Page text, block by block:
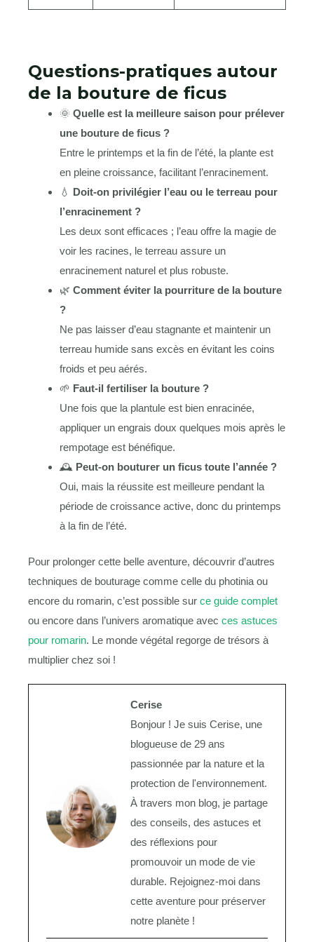
Questions-pratiques autour
de la bouture de ficus
🌞 Quelle est la meilleure saison pour prélever
une bouture de ficus ?
Entre le printemps et la fin de l’été, la plante est
en pleine croissance, facilitant l’enracinement.
💧 Doit-on privilégier l’eau ou le terreau pour
l’enracinement ?
Les deux sont efficaces ; l’eau offre la magie de
voir les racines, le terreau assure un
enracinement naturel et plus robuste.
🌿 Comment éviter la pourriture de la bouture
?
Ne pas laisser d’eau stagnante et maintenir un
terreau humide sans excès en évitant les coins
froids et peu aérés.
🌱 Faut-il fertiliser la bouture ?
Une fois que la plantule est bien enracinée,
appliquer un engrais doux quelques mois après le
rempotage est bénéfique.
🕰️ Peut-on bouturer un ficus toute l’année ?
Oui, mais la réussite est meilleure pendant la
période de croissance active, donc du printemps
à la fin de l’été.
Pour prolonger cette belle aventure, découvrir d’autres
techniques de bouturage comme celle du photinia ou
encore du romarin, c’est possible sur ce guide complet
ou encore dans l’univers aromatique avec ces astuces
pour romarin. Le monde végétal regorge de trésors à
multiplier chez soi !
Cerise
Bonjour ! Je suis Cerise, une
blogueuse de 29 ans
passionnée par la nature et la
protection de l'environnement.
À travers mon blog, je partage
des conseils, des astuces et
des réflexions pour
promouvoir un mode de vie
durable. Rejoignez-moi dans
cette aventure pour préserver
notre planète !